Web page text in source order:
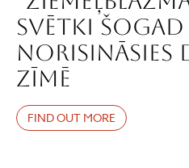
svētki šogad
norisināsies
zīmē
FIND OUT MORE